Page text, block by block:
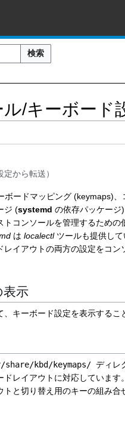
検索
/キーボード
定から転送）
ボードマッピング (keymaps)
ジ (systemd の依存パッケージ
コンソールを管理するための
は localectlツールも提供して
レイアウトの両方の設定をコン
表示
、キーボード設定を表示するこ
share/kbd/keymaps/ ディレ
ドレイアウトに対応しています
と切り替え用のキーの組み合